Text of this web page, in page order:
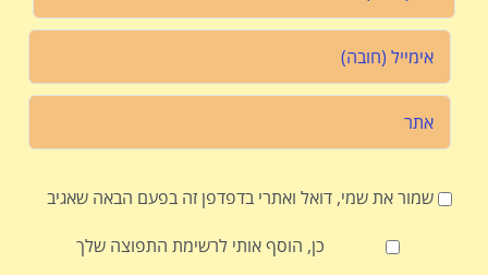
שמור את שמי, דואל ואתרי בדפדפן זה בפעם הבאה שאגיב
כן, הוסף אותי לרשימת התפוצה שלך